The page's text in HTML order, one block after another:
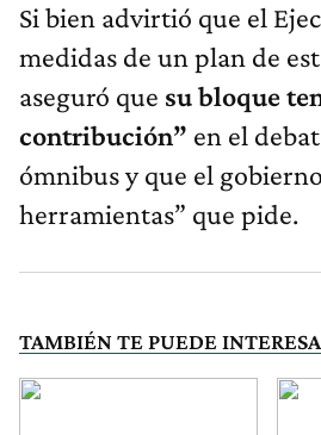
Si bien advirtió que el
medidas de un plan de
aseguró que su bloque
contribución” en el
ómnibus y que el
herramientas” que pide.
TAMBIÉN TE PUEDE